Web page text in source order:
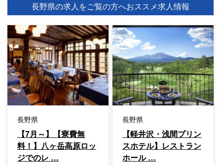
長野県の求人をご覧の方へおススメ求人情報
長野県
【7月～】【寮費無
料！】八ヶ岳高原ロッ
ジでのレ …
長野県
【軽井沢・浅間プリン
スホテル】レストラン
ホール …